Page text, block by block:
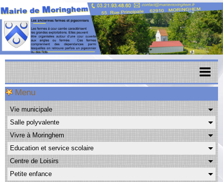
Accueil
Menu scolaire
Actualités
Agenda
CAPSO
Menu
Vie municipale
Salle polyvalente
Vivre à Moringhem
Education et service scolaire
Centre de Loisirs
Petite enfance